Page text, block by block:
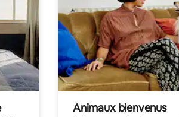
Animaux bienvenus